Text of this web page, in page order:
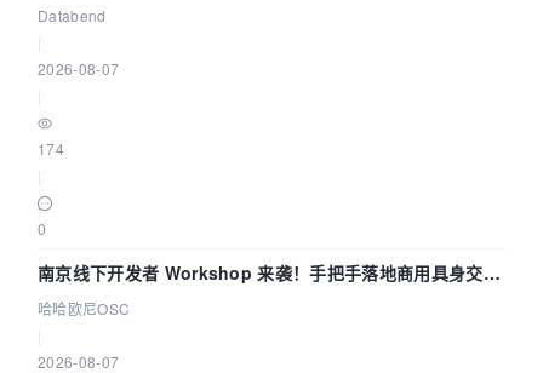
企业构建全链路 Trace 数据管道
Databend
2026-08-07
174
0
南京线下开发者 Workshop 来袭！手把手落地商用具身交互
智能 Agent 应用
哈哈欧尼OSC
2026-08-07